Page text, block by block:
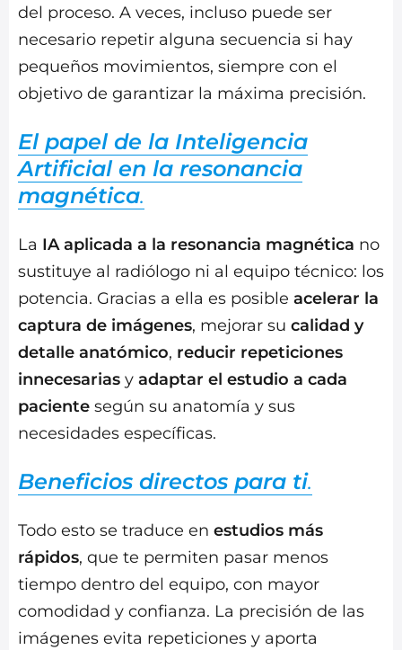
del proceso. A veces, incluso puede ser
necesario repetir alguna secuencia si hay
pequeños movimientos, siempre con el
objetivo de garantizar la máxima precisión.
El papel de la Inteligencia
Artificial en la resonancia
magnética.
La IA aplicada a la resonancia magnética no
sustituye al radiólogo ni al equipo técnico: los
potencia. Gracias a ella es posible acelerar la
captura de imágenes, mejorar su calidad y
detalle anatómico, reducir repeticiones
innecesarias y adaptar el estudio a cada
paciente según su anatomía y sus
necesidades específicas.
Beneficios directos para ti.
Todo esto se traduce en estudios más
rápidos, que te permiten pasar menos
tiempo dentro del equipo, con mayor
comodidad y confianza. La precisión de las
imágenes evita repeticiones y aporta